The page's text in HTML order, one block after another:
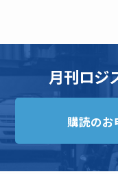
月刊ロジ
購読のお